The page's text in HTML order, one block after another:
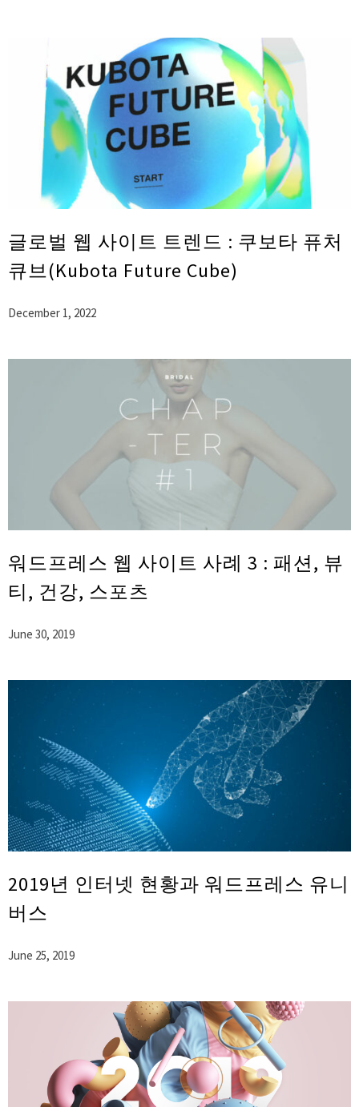
글로벌 웹 사이트 트렌드 : 쿠보타 퓨처
큐브(Kubota Future Cube)
December 1, 2022
워드프레스 웹 사이트 사례 3 : 패션, 뷰
티, 건강, 스포츠
June 30, 2019
2019년 인터넷 현황과 워드프레스 유니
버스
June 25, 2019